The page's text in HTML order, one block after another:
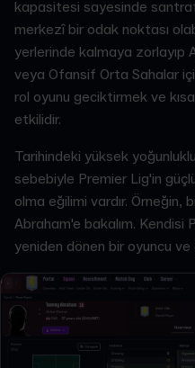
kapasitesi sayesinde
merkezî bir odak noktası
yerlerinde kalmaya zorlayıp
veya Ofansif Orta Sahalar
rol oyunu geciktirmek ve
etkilidir.
Tarihindeki yüksek
sebebiyle Premier Lig'in
olma eğilimi vardır.
Abraham'e bakalım. Kendisi
yeniden dönen bir oyuncu